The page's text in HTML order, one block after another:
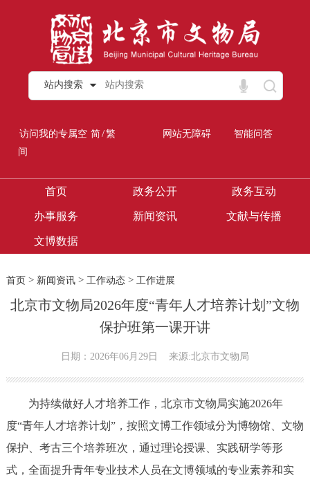
站内搜索
访问我的专属空
间
简/繁 网站无障碍 智能问答
首页 政务公开 政务互动
办事服务 新闻资讯 文献与传播
文博数据
首页> 新闻资讯> 工作动态> 工作进展
北京市文物局2026年度“青年人才培养计划”文物
保护班第一课开讲
日期：2026年06月29日 来源:北京市文物局
为持续做好人才培养工作，北京市文物局实施2026年
度“青年人才培养计划”，按照文博工作领域分为博物馆、文物
保护、考古三个培养班次，通过理论授课、实践研学等形
式，全面提升青年专业技术人员在文博领域的专业素养和实